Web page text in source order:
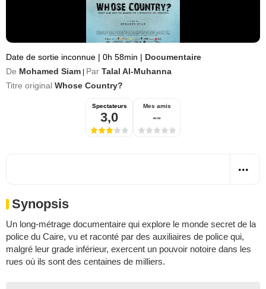
Date de sortie inconnue | 0h 58min | Documentaire
De Mohamed Siam Par Talal Al-Muhanna
Titre original Whose Country?
Spectateurs
3,0
Mes amis
--
Synopsis
Un long-métrage documentaire qui explore le monde secret de la
police du Caire, vu et raconté par des auxiliaires de police qui,
malgré leur grade inférieur, exercent un pouvoir notoire dans les
rues où ils sont des centaines de milliers.